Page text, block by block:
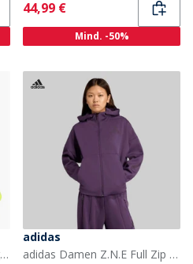
Current
44,99 €
Mind. -50%
adidas Herren Predator League MG Multi Ground Fussball Schuhe Cloud White/Core Black/Lucid Lemon
adidas
adidas Damen Z.N.E Full Zip Hoodie Aurora Plum